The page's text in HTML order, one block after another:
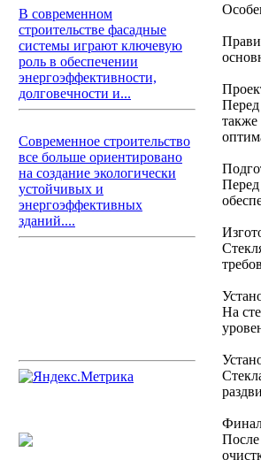
В современном
строительстве фасадные
системы играют ключевую
роль в обеспечении
энергоэффективности,
долговечности и...
Современное строительство
все больше ориентировано
на создание экологически
устойчивых и
энергоэффективных
зданий....
Перед
Перед
На
После